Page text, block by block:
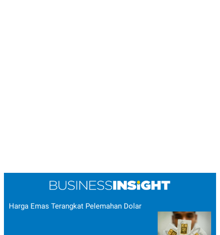
Harga Emas Terangkat Pelemahan Dolar